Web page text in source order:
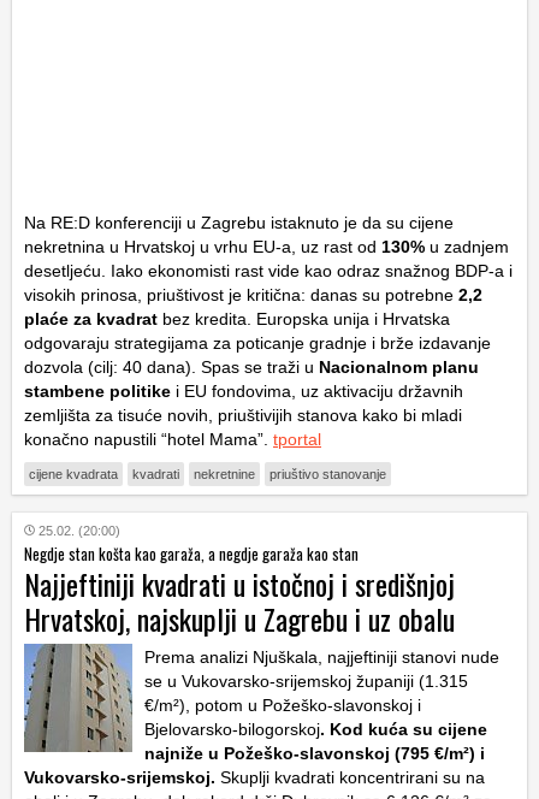
Na RE:D konferenciji u Zagrebu istaknuto je da su cijene
nekretnina u Hrvatskoj u vrhu EU-a, uz rast od 130% u zadnjem
desetljeću. Iako ekonomisti rast vide kao odraz snažnog BDP-a i
visokih prinosa, priuštivost je kritična: danas su potrebne 2,2
plaće za kvadrat bez kredita. Europska unija i Hrvatska
odgovaraju strategijama za poticanje gradnje i brže izdavanje
dozvola (cilj: 40 dana). Spas se traži u Nacionalnom planu
stambene politike i EU fondovima, uz aktivaciju državnih
zemljišta za tisuće novih, priuštivijih stanova kako bi mladi
konačno napustili “hotel Mama”. tportal
cijene kvadrata kvadrati nekretnine priuštivo stanovanje
25.02. (20:00)
Negdje stan košta kao garaža, a negdje garaža kao stan
Najjeftiniji kvadrati u istočnoj i središnjoj
Hrvatskoj, najskuplji u Zagrebu i uz obalu
Prema analizi Njuškala, najjeftiniji stanovi nude
se u Vukovarsko-srijemskoj županiji (1.315
€/m²), potom u Požeško-slavonskoj i
Bjelovarsko-bilogorskoj. Kod kuća su cijene
najniže u Požeško-slavonskoj (795 €/m²) i
Vukovarsko-srijemskoj. Skuplji kvadrati koncentrirani su na